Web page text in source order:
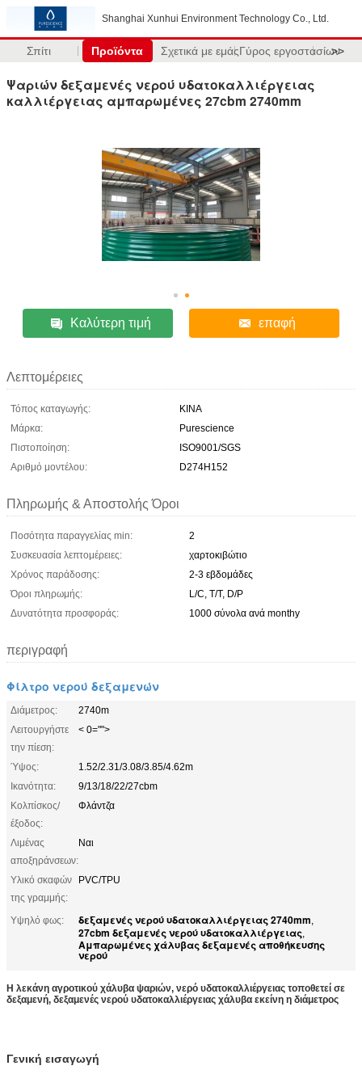
Shanghai Xunhui Environment Technology Co., Ltd.
Σπίτι Προϊόντα Σχετικά με εμάςΓύρος εργοστασίων
>>
Ψαριών δεξαμενές νερού υδατοκαλλιέργειας
καλλιέργειας αμπαρωμένες 27cbm 2740mm
Καλύτερη τιμή επαφή
Λεπτομέρειες
Τόπος καταγωγής:
ΚΙΝΑ
Μάρκα:
Purescience
Πιστοποίηση:
ISO9001/SGS
Αριθμό μοντέλου:
D274H152
Πληρωμής & Αποστολής Όροι
Ποσότητα παραγγελίας min:
2
Συσκευασία λεπτομέρειες:
χαρτοκιβώτιο
Χρόνος παράδοσης:
2-3 εβδομάδες
Όροι πληρωμής:
L/C, T/T, D/P
Δυνατότητα προσφοράς:
1000 σύνολα ανά monthy
περιγραφή
Φίλτρο νερού δεξαμενών
Διάμετρος:
2740m
Λειτουργήστε
την πίεση:
< 0="">
Ύψος:
1.52/2.31/3.08/3.85/4.62m
Ικανότητα:
9/13/18/22/27cbm
Κολπίσκος/
έξοδος:
Φλάντζα
Λιμένας
αποξηράνσεων:
Ναι
Υλικό σκαφών
της γραμμής:
PVC/TPU
Υψηλό φως: δεξαμενές νερού υδατοκαλλιέργειας 2740mm,
27cbm δεξαμενές νερού υδατοκαλλιέργειας,
Αμπαρωμένες χάλυβας δεξαμενές αποθήκευσης
νερού
Η λεκάνη αγροτικού χάλυβα ψαριών, νερό υδατοκαλλιέργειας τοποθετεί σε
δεξαμενή, δεξαμενές νερού υδατοκαλλιέργειας χάλυβα εκείνη η διάμετρος
Γενική εισαγωγή